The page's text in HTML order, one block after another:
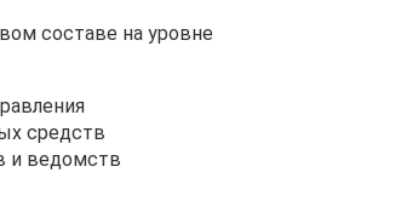
составе на уровне
средств
и ведомств